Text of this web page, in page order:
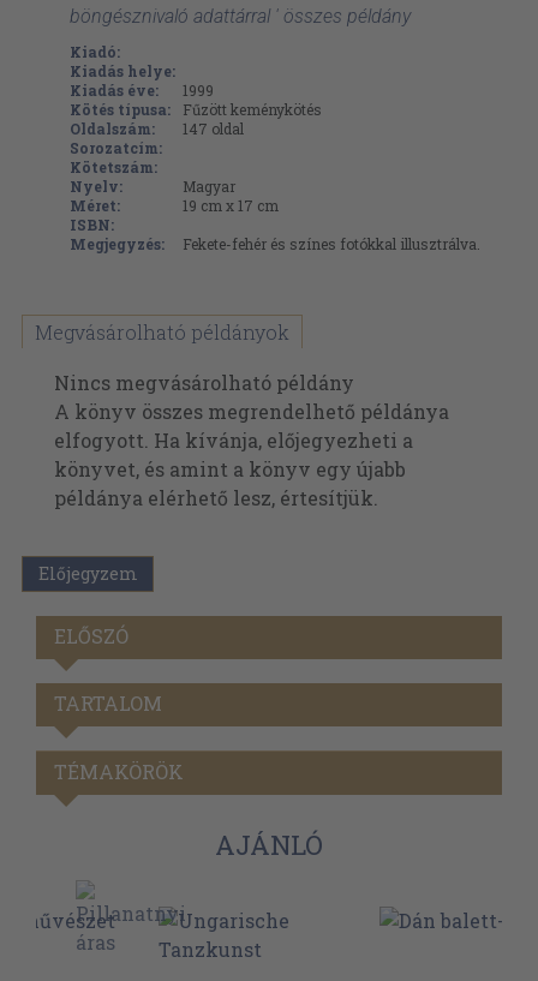
böngésznivaló adattárral ' összes példány
Kiadó:
Kiadás helye:
Kiadás éve:
1999
Kötés típusa:
Fűzött keménykötés
Oldalszám:
147 oldal
Sorozatcím:
Kötetszám:
Nyelv:
Magyar
Méret:
19 cm x 17 cm
ISBN:
Megjegyzés:
Fekete-fehér és színes fotókkal illusztrálva.
Megvásárolható példányok
Nincs megvásárolható példány
A könyv összes megrendelhető példánya
elfogyott. Ha kívánja, előjegyezheti a
könyvet, és amint a könyv egy újabb
példánya elérhető lesz, értesítjük.
Előjegyzem
ELŐSZÓ
TARTALOM
TÉMAKÖRÖK
AJÁNLÓ